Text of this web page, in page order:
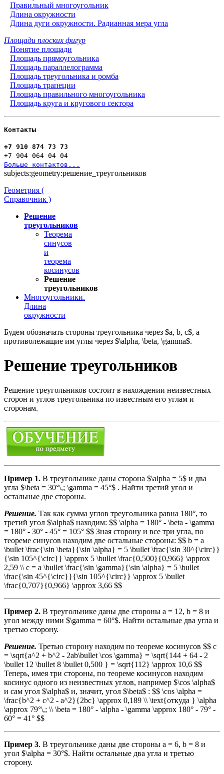
Правильный многоугольник
Длина окружности
Длина дуги окружности. Радианная мера угла
Площади плоских фигур
Понятие площади
Площадь прямоугольника
Площадь параллелограмма
Площадь треугольника и ромба
Площадь трапеции
Площадь правильного многоугольника
Площадь круга и кругового сектора
Контакты
+7 910 874 73 73
+7 904 064 04 04
Больше контактов...
subjects:geometry:решение_треугольников
Геометрия (
Справочник )
Решение
треугольников
Теорема
синусов
и
теорема
косинусов
Решение
треугольников
Многоугольники.
Длина
окружности
Будем обозначать стороны треугольника через $a, b, c$, a
противолежащие им углы через $\alpha, \beta, \gamma$.
Решение треугольников
Решение треугольников состоит в нахождении неизвестных
сторон и углов треугольника по известным его углам и
сторонам.
Пример 1. В треугольнике даны сторона $\alpha = 5$ и два
угла $\beta = 30°\,; \gamma = 45°$ . Найти третий угол и
остальные две стороны.
Решение. Так как сумма углов треугольника равна 180°, то
третий угол $\alpha$ находим: $$ \alpha = 180° - \beta - \gamma
= 180° - 30° - 45° = 105° $$ Зная сторону и все три угла, по
теореме синусов находим две остальные стороны: $$ b = a
\bullet \frac{\sin \beta}{\sin \alpha} = 5 \bullet \frac{\sin 30^{\circ}}
{\sin 105^{\circ}} \approx 5 \bullet \frac{0,500}{0,966} \approx
2,59 \\ c = a \bullet \frac{\sin \gamma}{\sin \alpha} = 5 \bullet
\frac{\sin 45^{\circ}}{\sin 105^{\circ}} \approx 5 \bullet
\frac{0,707}{0,966} \approx 3,66 $$
Пример 2. В треугольнике даны две стороны а = 12, b = 8 и
угол между ними $\gamma = 60°$. Найти остальные два угла и
третью сторону.
Решение. Третью сторону находим по теореме косинусов $$ c
= \sqrt{a^2 + b^2 - 2ab\bullet \cos \gamma} = \sqrt{144 + 64 - 2
\bullet 12 \bullet 8 \bullet 0,500 } = \sqrt{112} \approx 10,6 $$
Теперь, имея три стороны, по теореме косинусов находим
косинус одного из неизвестных углов, например $\cos \alpha$
и сам угол $\alpha$ и, значит, угол $\beta$ : $$ \cos \alpha =
\frac{b^2 + c^2 - a^2}{2bc} \approx 0,189 \\ \text{откуда } \alpha
\approx 79°\,; \\ \beta = 180° - \alpha - \gamma \approx 180° - 79° -
60° = 41° $$
Пример 3. В треугольнике даны две стороны a = 6, b = 8 и
угол $\alpha = 30°$. Найти остальные два угла и третью
сторону.